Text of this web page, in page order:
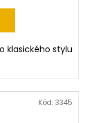
klasického stylu
Kód: 3345